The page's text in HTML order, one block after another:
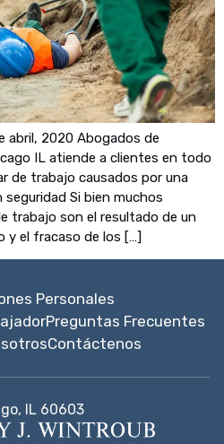
abril, 2020 Abogados de
IL atiende a clientes en todo
de trabajo causados ​​por una
Si bien muchos
trabajo son el resultado de un
y el fracaso de los […]
Personales
Preguntas Frecuentes
Contáctenos
IL 60603